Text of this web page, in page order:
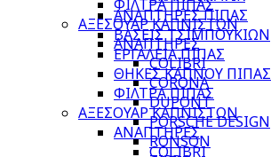
ΦΙΛΤΡΑ ΠΙΠΑΣ
ΑΞΕΣΟΥΑΡ ΚΑΠΝΙΣΤΩΝ
ΑΝΑΠΤΗΡΕΣ
COLIBRI
CORONA
DUPONT
PORSCHE DESIGN
RONSON
ΑΝΑΠΤΗΡΕΣ ΠΙΠΑΣ
ΒΑΣΕΙΣ ΤΣΙΜΠΟΥΚΙΩΝ
ΕΡΓΑΛΕΙΑ ΠΙΠΑΣ
ΘΗΚΕΣ ΚΑΠΝΟΥ ΠΙΠΑΣ
ΦΙΛΤΡΑ ΠΙΠΑΣ
ΑΞΕΣΟΥΑΡ ΚΑΠΝΙΣΤΩΝ
ΑΝΑΠΤΗΡΕΣ
COLIBRI